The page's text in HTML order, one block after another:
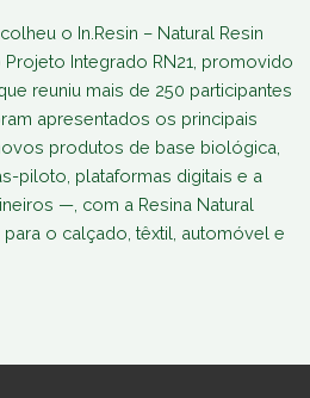
o In.Resin – Natural Resin
Integrado RN21, promovido
reuniu mais de 250 participantes
apresentados os principais
produtos de base biológica,
piloto, plataformas digitais e a
—, com a Resina Natural
o calçado, têxtil, automóvel e